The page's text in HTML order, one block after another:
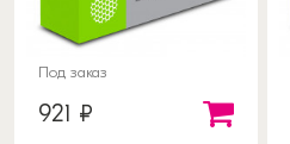
Под заказ
921 ₽